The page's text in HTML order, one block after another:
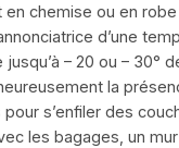
chemise ou en robe
d’une
– 20 ou – 30°
la
s’enfiler des
les bagages, un